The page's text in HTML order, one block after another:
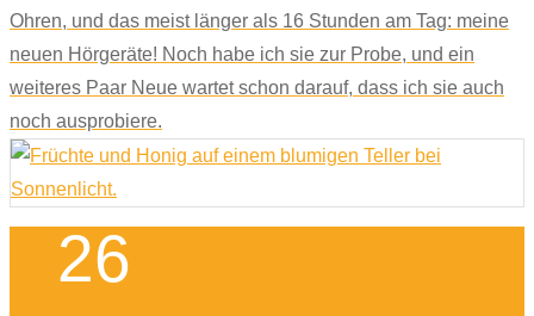
Ohren, und das meist länger als 16 Stunden am Tag: meine
neuen Hörgeräte! Noch habe ich sie zur Probe, und ein
weiteres Paar Neue wartet schon darauf, dass ich sie auch
noch ausprobiere.
26